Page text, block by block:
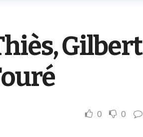
Gilbert
0 0